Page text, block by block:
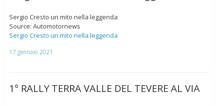
Sergio Cresto un mito nella leggenda
Source: Automotornews
Sergio Cresto un mito nella leggenda
17 gennaio 2021
1° RALLY TERRA VALLE DEL TEVERE AL VIA